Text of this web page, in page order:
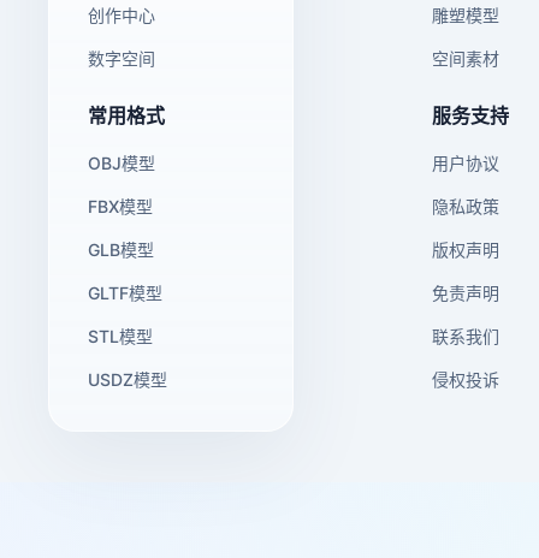
创作中心
数字空间
雕塑模型
空间素材
常用格式
OBJ模型
FBX模型
GLB模型
GLTF模型
STL模型
USDZ模型
服务支持
用户协议
隐私政策
版权声明
免责声明
联系我们
侵权投诉